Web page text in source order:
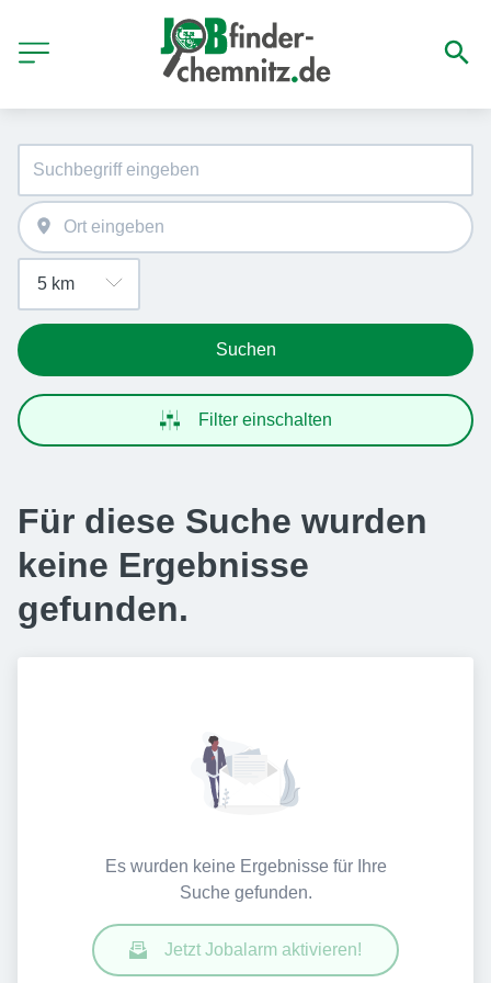
Suchen
Filter einschalten
Für diese Suche wurden
keine Ergebnisse
gefunden.
Es wurden keine Ergebnisse für Ihre
Suche gefunden.
Jetzt Jobalarm aktivieren!